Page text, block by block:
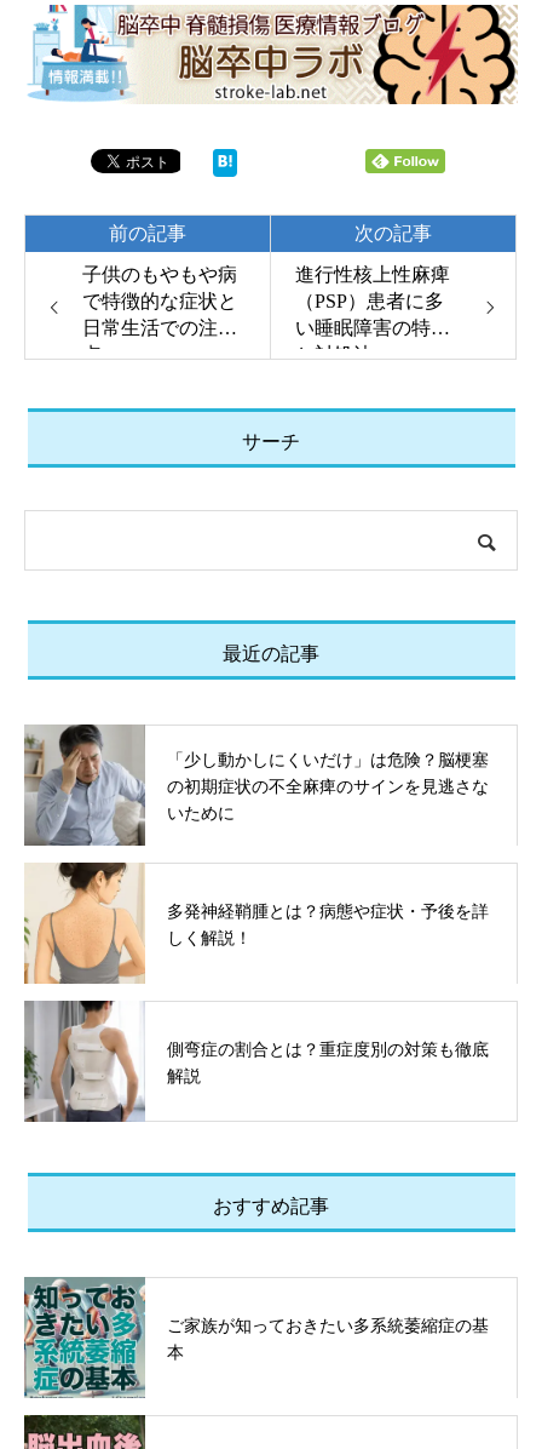
子供のもやもや病
で特徴的な症状と
日常生活での注意
点
前の記事
進行性核上性麻痺
（PSP）患者に多
い睡眠障害の特徴
と対処法
次の記事
サーチ
最近の記事
「少し動かしにくいだけ」は危険？脳梗塞
の初期症状の不全麻痺のサインを見逃さな
いために
多発神経鞘腫とは？病態や症状・予後を詳
しく解説！
側弯症の割合とは？重症度別の対策も徹底
解説
おすすめ記事
ご家族が知っておきたい多系統萎縮症の基
本